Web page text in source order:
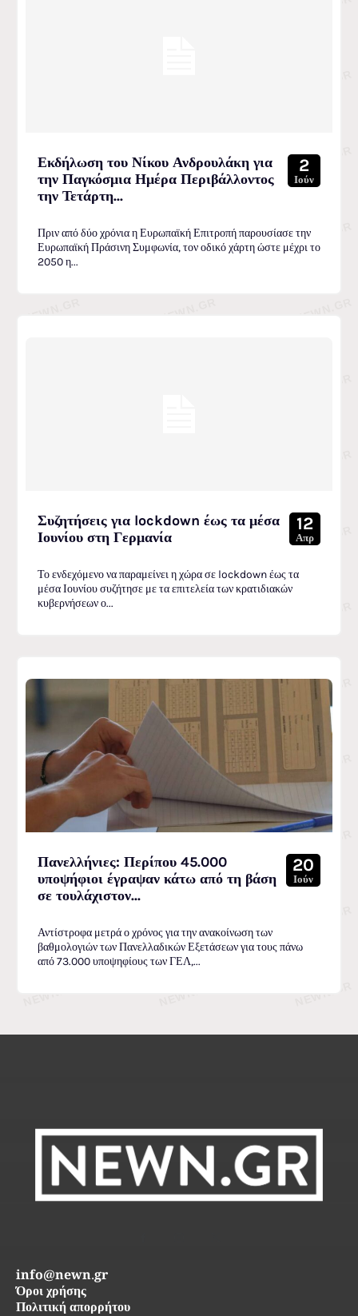
Εκδήλωση του Νίκου Ανδρουλάκη για
την Παγκόσμια Ημέρα Περιβάλλοντος
την Τετάρτη...
2
Ιούν
Πριν από δύο χρόνια η Ευρωπαϊκή Επιτροπή παρουσίασε την
Ευρωπαϊκή Πράσινη Συμφωνία, τον οδικό χάρτη ώστε μέχρι το
2050 η...
Συζητήσεις για lockdown έως τα μέσα
Ιουνίου στη Γερμανία
12
Απρ
Το ενδεχόμενο να παραμείνει η χώρα σε lockdown έως τα
μέσα Ιουνίου συζήτησε με τα επιτελεία των κρατιδιακών
κυβερνήσεων ο...
Πανελλήνιες: Περίπου 45.000
υποψήφιοι έγραψαν κάτω από τη βάση
σε τουλάχιστον...
20
Ιούν
Αντίστροφα μετρά ο χρόνος για την ανακοίνωση των
βαθμολογιών των Πανελλαδικών Εξετάσεων για τους πάνω
από 73.000 υποψηφίους των ΓΕΛ,...
info@newn.gr
Όροι χρήσης
Πολιτική απορρήτου